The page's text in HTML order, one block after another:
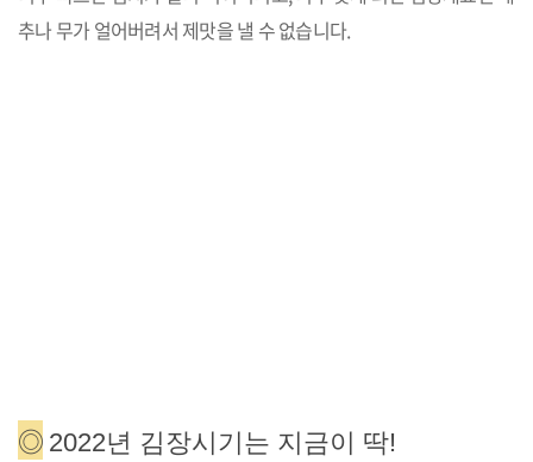
추나 무가 얼어버려서 제맛을 낼 수 없습니다.
◎ 2022년 김장시기는 지금이 딱!